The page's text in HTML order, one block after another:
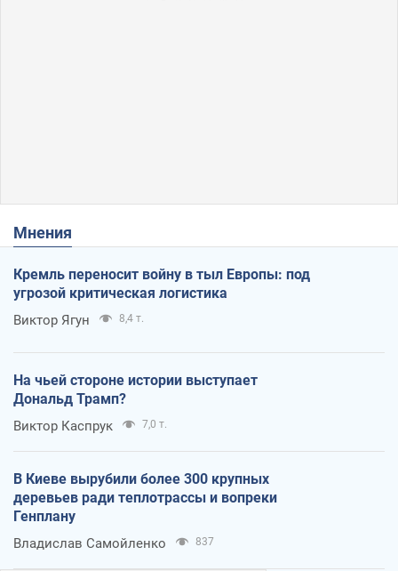
Мнения
Кремль переносит войну в тыл Европы: под
угрозой критическая логистика
Виктор Ягун 8,4 т.
На чьей стороне истории выступает
Дональд Трамп?
Виктор Каспрук 7,0 т.
В Киеве вырубили более 300 крупных
деревьев ради теплотрассы и вопреки
Генплану
Владислав Самойленко 837